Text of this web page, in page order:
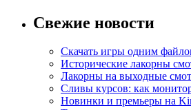
Свежие новости
Скачать игры одним
Исторические лакорны
Лакорны на выходные
Сливы курсов: как
Новинки и премьеры на